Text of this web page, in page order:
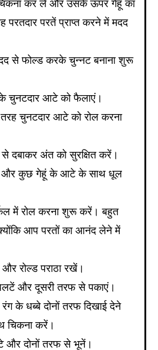
कर लें और उसके ऊपर गेहूं का
परतें प्राप्त करने में मदद
से फोल्ड करके चुन्नट बनाना शुरू
चुनटदार आटे को फैलाएं।
चुनटदार आटे को रोल करना
दबाकर अंत को सुरक्षित करें।
और कुछ गेहूं के आटे के साथ धूल
में रोल करना शुरू करें। बहुत
आप परतों का आनंद लेने में
रोल्ड पराठा रखें।
और दूसरी तरफ से पकाएं।
के धब्बे दोनों तरफ दिखाई देने
चिकना करें।
और दोनों तरफ से भूनें।